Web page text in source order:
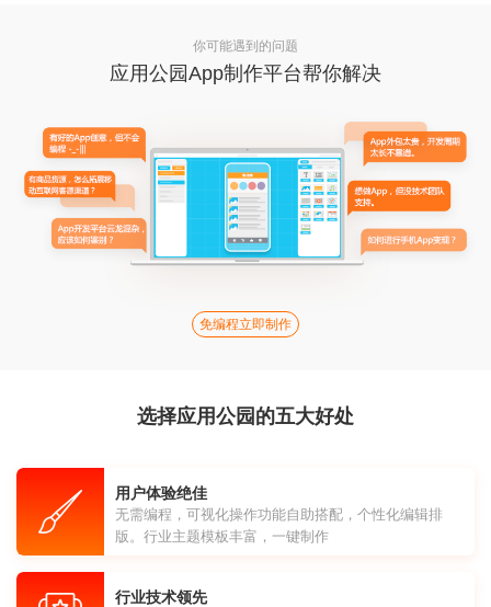
你可能遇到的问题
应用公园App制作平台帮你解决
免编程立即制作
选择应用公园的五大好处
用户体验绝佳
无需编程，可视化操作功能自助搭配，个性化编辑排
版。行业主题模板丰富，一键制作
行业技术领先